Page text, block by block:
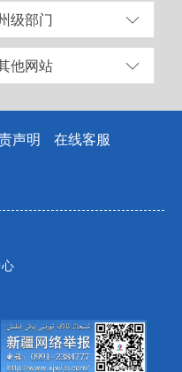
级部门
他网站
声明
在线客服